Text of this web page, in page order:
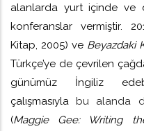
alanlarda yurt içinde ve
konferanslar vermiştir.
Kitap, 2005) ve Beyazdaki
Türkçe’ye de çevrilen
günümüz İngiliz
çalışmasıylabu alanda
(Maggie Gee: Writing